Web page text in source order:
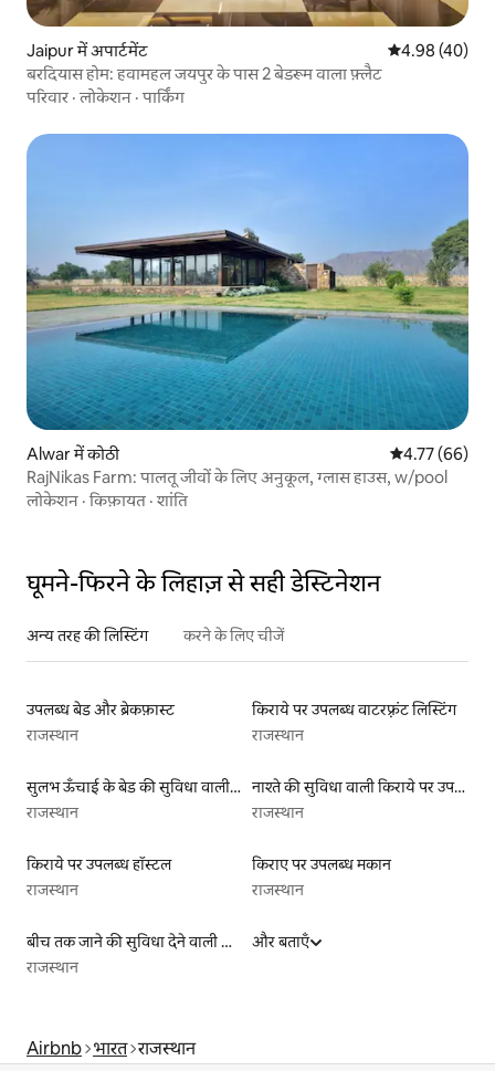
Jaipur में अपार्टमेंट औसत रेटिंग 5 में
4.98 (40)
बरदियास होम: हवामहल जयपुर के पास 2 बेडरूम वाला फ़्लैट
परिवार ·लोकेशन ·पार्किंग
Alwar में कोठी औसत रेटिंग 5 में
4.77 (66)
RajNikas Farm: पालतू जीवों के लिए अनुकूल, ग्लास हाउस, w/pool
लोकेशन ·किफ़ायत ·शांति
घूमने-फिरने के लिहाज़ से सही डेस्टिनेशन
अन्य तरह की लिस्टिंग करने के लिए चीजें
उपलब्ध बेड और ब्रेकफ़ास्ट
राजस्थान
किराये पर उपलब्ध वाटरफ़्रंट लिस्टिंग
राजस्थान
सुलभ ऊँचाई के बेड की सुविधा वाली किराये पर उपलब्ध लिस्टिंग
राजस्थान
नाश्ते की सुविधा वाली किराये पर उपलब्ध लिस्टिंग
राजस्थान
किराये पर उपलब्ध हॉस्टल
राजस्थान
किराए पर उपलब्ध मकान
राजस्थान
बीच तक जाने की सुविधा देने वाली किराये पर उपलब्ध लिस्टिंग
राजस्थान
और बताएँ
Airbnb भारत राजस्थान